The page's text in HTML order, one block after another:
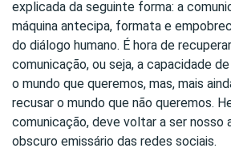
explicada da seguinte forma: a
máquina antecipa, formata e
do diálogo humano. É hora de
comunicação, ou seja, a capacidade
o mundo que queremos, mas, mais
recusar o mundo que não queremos.
comunicação, deve voltar a ser nosso
obscuro emissário das redes sociais.